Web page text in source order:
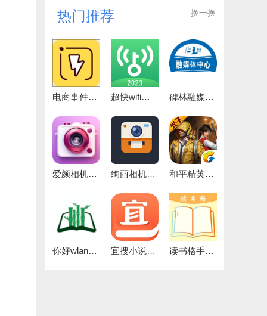
热门推荐 换一换
电商事件官方正版 超快wifi助手官方版 碑林融媒免费版
爱颜相机官方最新版 绚丽相机官方最新版 和平精英灵敏度正版
你好wland官方版 宜搜小说去广告通用版 读书格手机版